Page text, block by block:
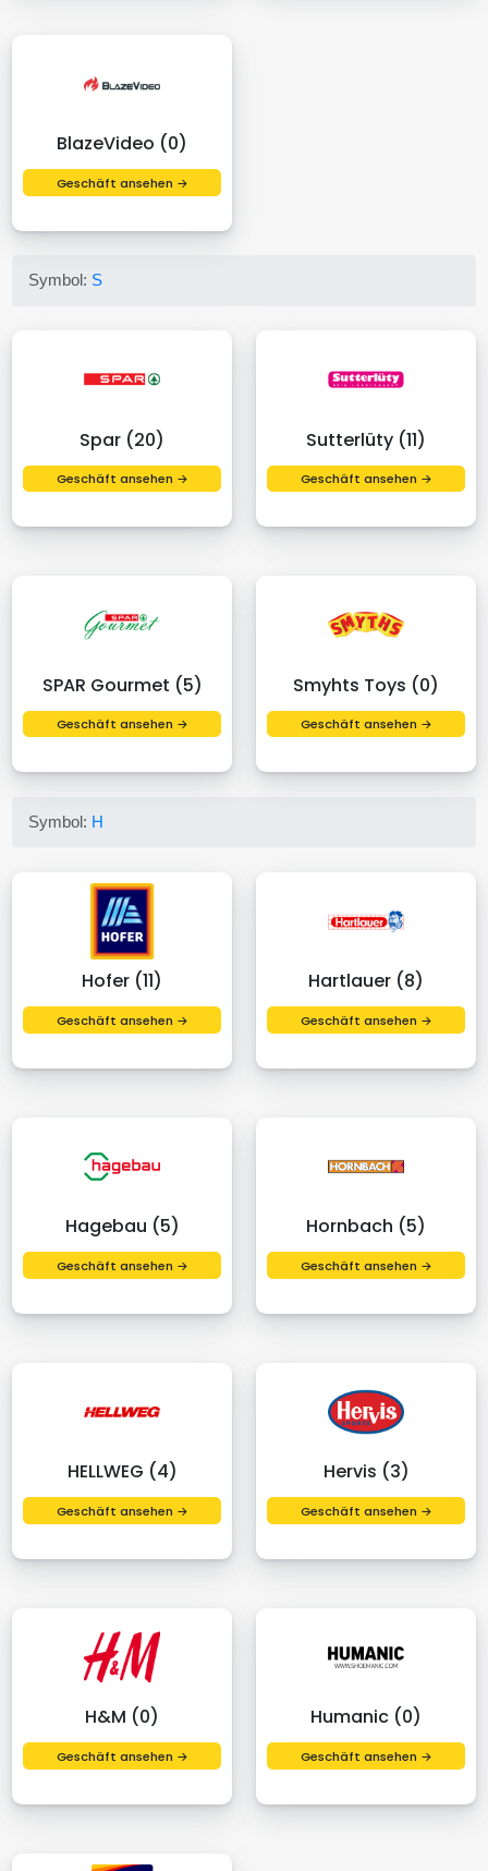
BlazeVideo (0)
Geschäft ansehen →
Symbol: S
Spar (20)
Geschäft ansehen →
Sutterlüty (11)
Geschäft ansehen →
SPAR Gourmet (5)
Geschäft ansehen →
Smyhts Toys (0)
Geschäft ansehen →
Symbol: H
Hofer (11)
Geschäft ansehen →
Hartlauer (8)
Geschäft ansehen →
Hagebau (5)
Geschäft ansehen →
Hornbach (5)
Geschäft ansehen →
HELLWEG (4)
Geschäft ansehen →
Hervis (3)
Geschäft ansehen →
H&M (0)
Geschäft ansehen →
Humanic (0)
Geschäft ansehen →